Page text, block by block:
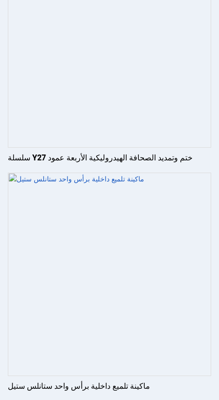
سلسلة Y27 ختم وتمديد الصحافة الهيدروليكية الأربعة عمود
ماكينة تلميع داخلية برأس واحد ستانلس ستيل